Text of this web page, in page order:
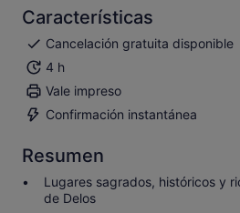
Características
Cancelación gratuita disponible
4 h
Vale impreso
Confirmación instantánea
Resumen
Lugares sagrados, históricos y
de Delos